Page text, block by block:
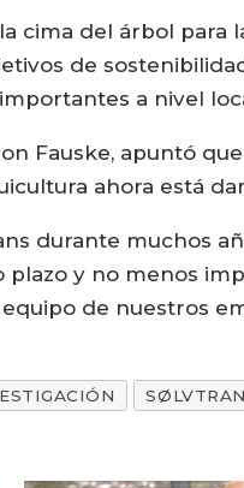
cima del árbol
de
a nivel
Fauske, apuntó
ahora está
durante muchos
y no menos
de nuestros